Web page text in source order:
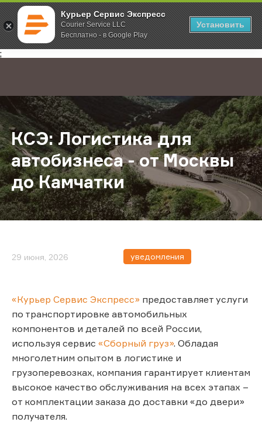
Курьер Сервис Экспресс
Courier Service LLC
Бесплатно - в Google Play
Установить
;
Главная О компании Новости КСЭ: Логистика для автобизнеса
КСЭ: Логистика для
автобизнеса - от Москвы
до Камчатки
29 июня, 2026 уведомления
«Курьер Сервис Экспресс» предоставляет услуги
по транспортировке автомобильных
компонентов и деталей по всей России,
используя сервис «Сборный груз». Обладая
многолетним опытом в логистике и
грузоперевозках, компания гарантирует клиентам
высокое качество обслуживания на всех этапах –
от комплектации заказа до доставки «до двери»
получателя.